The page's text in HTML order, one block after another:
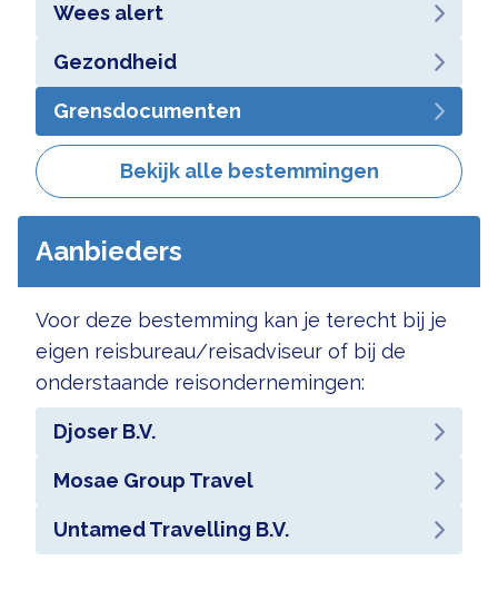
Wees alert
Gezondheid
Grensdocumenten
Bekijk alle bestemmingen
Aanbieders
Voor deze bestemming kan je terecht bij je
eigen reisbureau/reisadviseur of bij de
onderstaande reisondernemingen:
Djoser B.V.
Mosae Group Travel
Untamed Travelling B.V.